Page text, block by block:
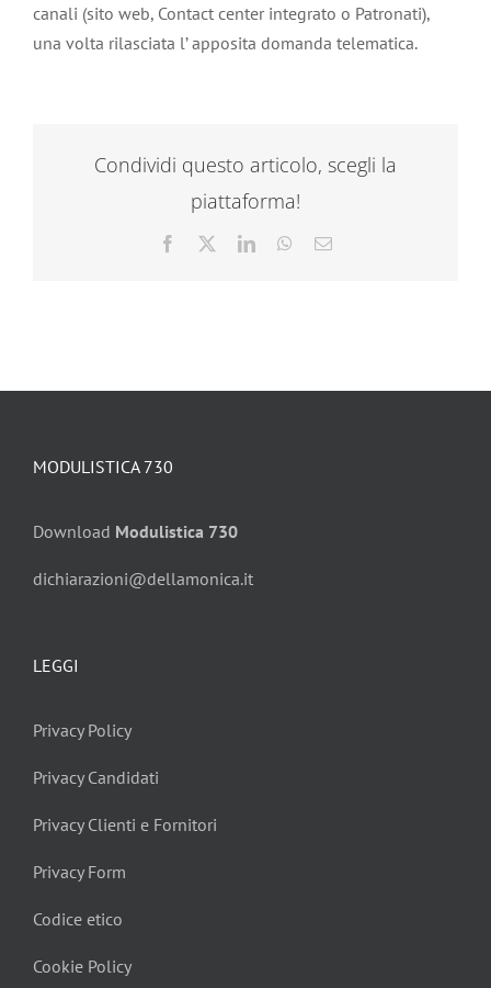
canali (sito web, Contact center integrato o Patronati),
una volta rilasciata l’ apposita domanda telematica.
Condividi questo articolo, scegli la
piattaforma!
Facebook LinkedInWhatsApp
Email
MODULISTICA 730
Download Modulistica 730
dichiarazioni@dellamonica.it
LEGGI
Privacy Policy
Privacy Candidati
Privacy Clienti e Fornitori
Privacy Form
Codice etico
Cookie Policy